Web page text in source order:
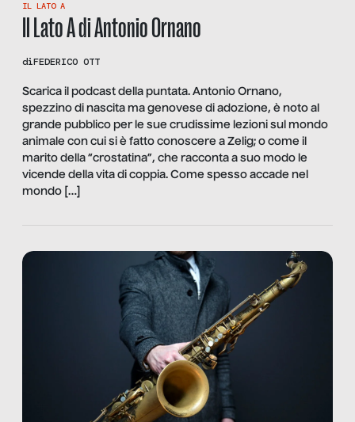
IL LATO A
Il Lato A di Antonio Ornano
diFEDERICO OTT
Scarica il podcast della puntata. Antonio Ornano,
spezzino di nascita ma genovese di adozione, è noto al
grande pubblico per le sue crudissime lezioni sul mondo
animale con cui si è fatto conoscere a Zelig; o come il
marito della “crostatina”, che racconta a suo modo le
vicende della vita di coppia. Come spesso accade nel
mondo […]